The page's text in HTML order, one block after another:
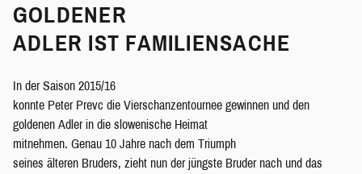
GOLDENER
ADLER IST FAMILIENSACHE
In der Saison 2015/16
konnte Peter Prevc die Vierschanzentournee gewinnen und den
goldenen Adler in die slowenische Heimat
mitnehmen. Genau 10 Jahre nach dem Triumph
seines älteren Bruders, zieht nun der jüngste Bruder nach und das